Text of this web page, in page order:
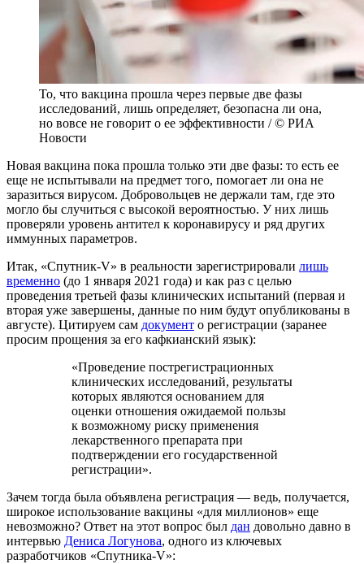
То, что вакцина прошла через первые две фазы
исследований, лишь определяет, безопасна ли она,
но вовсе не говорит о ее эффективности / © РИА
Новости
Новая вакцина пока прошла только эти две фазы: то есть ее
еще не испытывали на предмет того, помогает ли она не
заразиться вирусом. Добровольцев не держали там, где это
могло бы случиться с высокой вероятностью. У них лишь
проверяли уровень антител к коронавирусу и ряд других
иммунных параметров.
Итак, «Спутник-V» в реальности зарегистрировали лишь
временно (до 1 января 2021 года) и как раз с целью
проведения третьей фазы клинических испытаний (первая и
вторая уже завершены, данные по ним будут опубликованы в
августе). Цитируем сам документ о регистрации (заранее
просим прощения за его кафкианский язык):
«Проведение пострегистрационных
клинических исследований, результаты
которых являются основанием для
оценки отношения ожидаемой пользы
к возможному риску применения
лекарственного препарата при
подтверждении его государственной
регистрации».
Зачем тогда была объявлена регистрация — ведь, получается,
широкое использование вакцины «для миллионов» еще
невозможно? Ответ на этот вопрос был дан довольно давно в
интервью Дениса Логунова, одного из ключевых
разработчиков «Спутника-V»: